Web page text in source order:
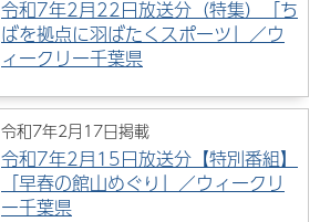
令和7年2月22日放送分（特集）「ち
ばを拠点に羽ばたくスポーツ」／ウ
ィークリー千葉県
令和7年2月17日掲載
令和7年2月15日放送分【特別番組】
「早春の館山めぐり」／ウィークリ
ー千葉県